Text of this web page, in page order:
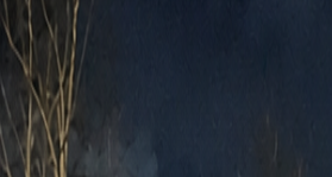
Разместили мебель с
Использовали
Пересчитали фактический
Организовали отправку
Результат